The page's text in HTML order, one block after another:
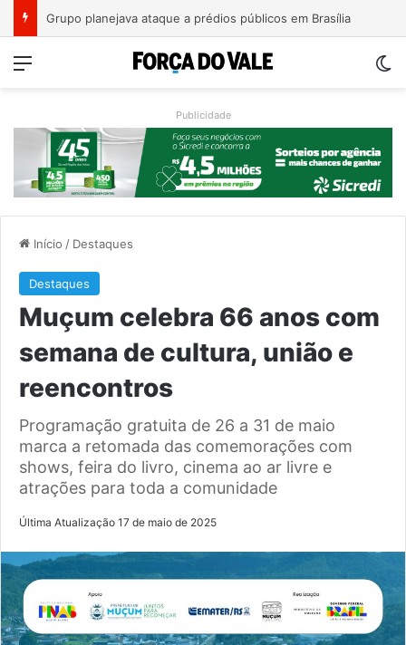
Menu
Publicidade
Início / Destaques
Destaques
Muçum celebra 66 anos com
semana de cultura, união e
reencontros
Programação gratuita de 26 a 31 de maio
marca a retomada das comemorações com
shows, feira do livro, cinema ao ar livre e
atrações para toda a comunidade
Última Atualização 17 de maio de 2025